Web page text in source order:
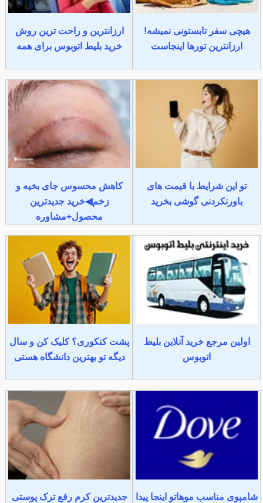
هیچی سفر تابستونی نمیشه!
ارزانترین تورها اینجاست
ارزانترین و راحت ترین روش
خرید بلیط اتوبوس برای همه
تو این شرایط با قیمت های
باورنکردنی گوشی بخرید
کاهش محسوس جای بخیه و
زخم◀خرید جدیدترین
محصول+مشاوره
اولین مرجع خرید آنلاین بلیط
اتوبوس
پشت کنکوری؟ کلیک کن و سال
دیگه تو بهترین دانشگاه هستی
شامپوی مناسب موهاتو اینجا پیدا
جدیدترین کرم رفع ترک پوستی